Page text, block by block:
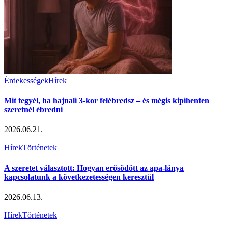
ÉrdekességekHírek
Mit tegyél, ha hajnali 3-kor felébredsz – és mégis kipihenten
szeretnél ébredni
2026.06.21.
HírekTörténetek
A szeretet választott: Hogyan erősödött az apa-lánya
kapcsolatunk a következetességen keresztül
2026.06.13.
HírekTörténetek